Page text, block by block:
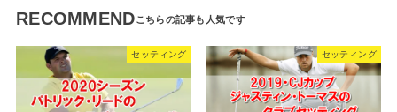
RECOMMEND
セッティング セッティング